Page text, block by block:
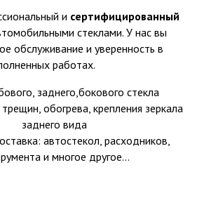
и сертифицированный
стеклами. У нас вы
обслуживание и уверенность в
работах.
заднего,бокового стекла
обогрева, крепления зеркала
заднего вида
автостекол, расходников,
и многое другое...